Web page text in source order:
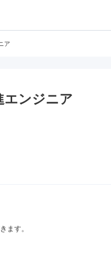
ア
エンジニア
ます。